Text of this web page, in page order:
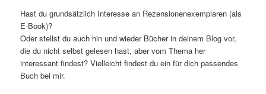
Hast du grundsätzlich Interesse an Rezensionenexemplaren (als
E-Book)?
Oder stellst du auch hin und wieder Bücher in deinem Blog vor,
die du nicht selbst gelesen hast, aber vom Thema her
interessant findest? Vielleicht findest du ein für dich passendes
Buch bei mir.